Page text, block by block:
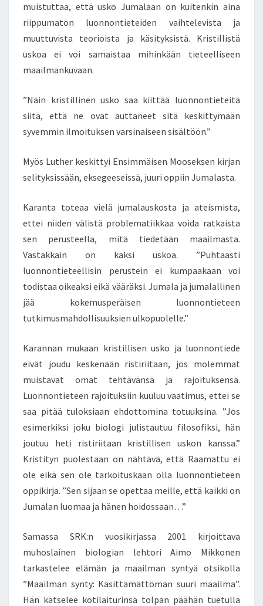
muistuttaa, että usko Jumalaan on kuitenkin aina
riippumaton luonnontieteiden vaihtelevista ja
muuttuvista teorioista ja käsityksistä. Kristillistä
uskoa ei voi samaistaa mihinkään tieteelliseen
maailmankuvaan.
”Näin kristillinen usko saa kiittää luonnontieteitä
siitä, että ne ovat auttaneet sitä keskittymään
syvemmin ilmoituksen varsinaiseen sisältöön.”
Myös Luther keskittyi Ensimmäisen Mooseksen kirjan
selityksissään, eksegeeseissä, juuri oppiin Jumalasta.
Karanta toteaa vielä jumalauskosta ja ateismista,
ettei niiden välistä problematiikkaa voida ratkaista
sen perusteella, mitä tiedetään maailmasta.
Vastakkain on kaksi uskoa. ”Puhtaasti
luonnontieteellisin perustein ei kumpaakaan voi
todistaa oikeaksi eikä vääräksi. Jumala ja jumalallinen
jää kokemusperäisen luonnontieteen
tutkimusmahdollisuuksien ulkopuolelle.”
Karannan mukaan kristillisen usko ja luonnontiede
eivät joudu keskenään ristiriitaan, jos molemmat
muistavat omat tehtävänsä ja rajoituksensa.
Luonnontieteen rajoituksiin kuuluu vaatimus, ettei se
saa pitää tuloksiaan ehdottomina totuuksina. ”Jos
esimerkiksi joku biologi julistautuu filosofiksi, hän
joutuu heti ristiriitaan kristillisen uskon kanssa.”
Kristityn puolestaan on nähtävä, että Raamattu ei
ole eikä sen ole tarkoituskaan olla luonnontieteen
oppikirja. ”Sen sijaan se opettaa meille, että kaikki on
Jumalan luomaa ja hänen hoidossaan…”
Samassa SRK:n vuosikirjassa 2001 kirjoittava
muhoslainen biologian lehtori Aimo Mikkonen
tarkastelee elämän ja maailman syntyä otsikolla
”Maailman synty: Käsittämättömän suuri maailma”.
Hän katselee kotilaiturinsa tolpan päähän tuetulla